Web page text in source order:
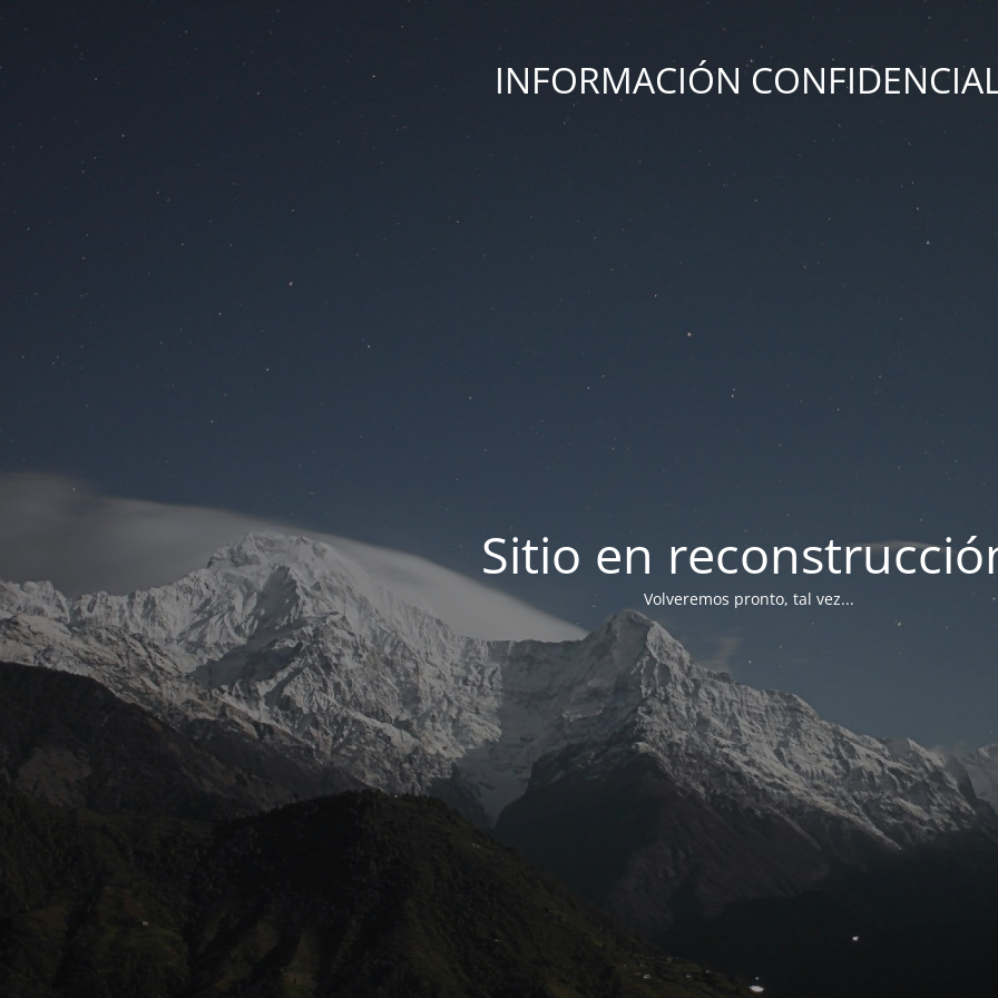
INFORMACIÓN
Sitio en
Volveremos pronto, tal vez...